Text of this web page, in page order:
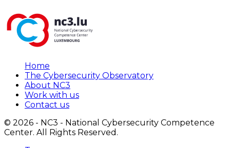
Home
The Cybersecurity Observatory
About NC3
Work with us
Contact us
© 2026 - NC3 - National Cybersecurity Competence
Center. All Rights Reserved.